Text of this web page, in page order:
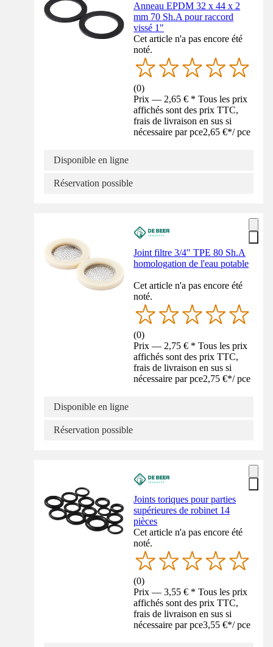
Anneau EPDM 32 x 44 x 2
mm 70 Sh.A pour raccord
vissé 1"
Cet article n'a pas encore été
noté.
(0)
Prix — 2,65 € * Tous les prix
affichés sont des prix TTC,
frais de livraison en sus si
nécessaire par pce2,65 €*/ pce
Disponible en ligne
Réservation possible
Joint filtre 3/4" TPE 80 Sh.A
homologation de l'eau potable
Cet article n'a pas encore été
noté.
(0)
Prix — 2,75 € * Tous les prix
affichés sont des prix TTC,
frais de livraison en sus si
nécessaire par pce2,75 €*/ pce
Disponible en ligne
Réservation possible
Joints toriques pour parties
supérieures de robinet 14
pièces
Cet article n'a pas encore été
noté.
(0)
Prix — 3,55 € * Tous les prix
affichés sont des prix TTC,
frais de livraison en sus si
nécessaire par pce3,55 €*/ pce